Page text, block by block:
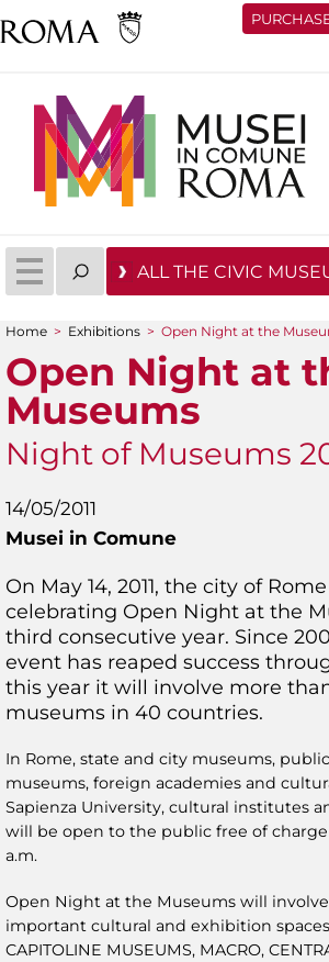
ALL THE CIVIC
You are here
Home > Exhibitions > Open Night at the
Open Night at
Museums
Night of Museums
14/05/2011
Musei in Comune
On May 14, 2011, the city of
celebrating Open Night at the
third consecutive year. Since
event has reaped success
this year it will involve more
museums in 40 countries.
In Rome, state and city museums,
museums, foreign academies and
Sapienza University, cultural institutes
will be open to the public free of
a.m.
Open Night at the Museums will involve
important cultural and exhibition
CAPITOLINE MUSEUMS, MACRO,